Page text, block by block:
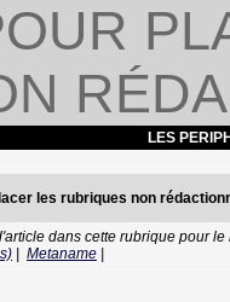
LES
les rubriques non
dans cette rubrique pour
Metaname